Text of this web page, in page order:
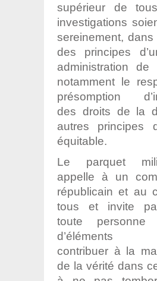
supérieur de
investigations
sereinement,
des principes
administration de
notamment le
présomption
des droits de la
autres principes
équitable.
Le parquet
appelle à un
républicain et au
tous et invite
toute personne
d’éléments
contribuer à la
de la vérité dans